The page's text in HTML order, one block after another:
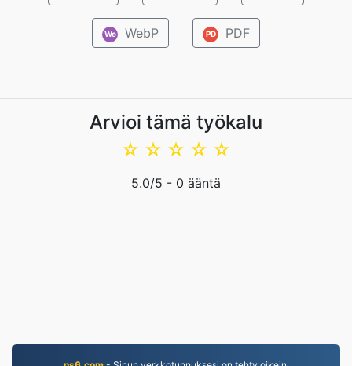
We WebP PD PDF
Arvioi tämä työkalu
☆
☆
☆
☆
☆
5.0/5 - 0 ääntä